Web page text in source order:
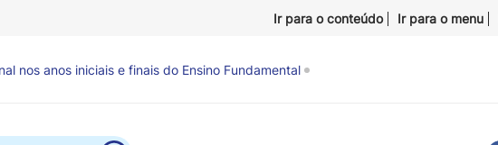
Ir para o conteúdo Ir para o menu
nos anos iniciais e finais do Ensino Fundamental